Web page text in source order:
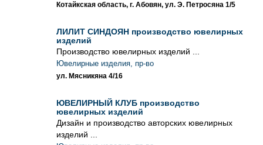
Котайкская область, г. Абовян, ул. Э. Петросяна 1/5
ЛИЛИТ СИНДОЯН производство ювелирных
изделий
Производство ювелирных изделий ...
Ювелирные изделия, пр-во
ул. Мясникяна 4/16
ЮВЕЛИРНЫЙ КЛУБ производство
ювелирных изделий
Дизайн и производство авторских ювелирных
изделий ...